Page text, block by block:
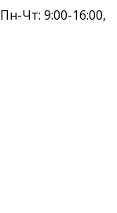
Пн-Чт: 9:00-16:00,